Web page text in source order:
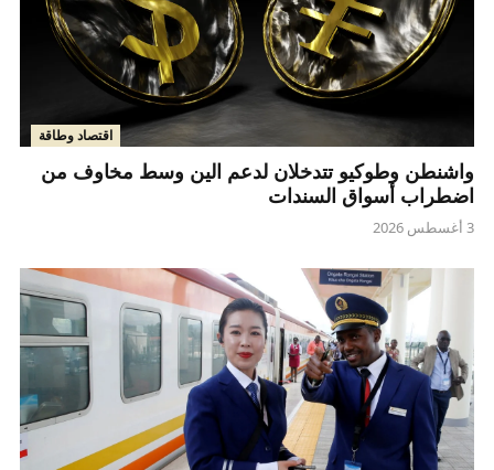
اقتصاد وطاقة
واشنطن وطوكيو تتدخلان لدعم الين وسط مخاوف من
اضطراب أسواق السندات
3 أغسطس 2026